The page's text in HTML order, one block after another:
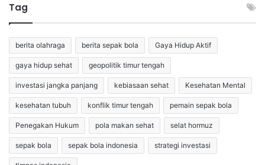
Tag
berita olahraga berita sepak bola Gaya Hidup Aktif
gaya hidup sehat geopolitik timur tengah
investasi jangka panjang kebiasaan sehat Kesehatan Mental
kesehatan tubuh konflik timur tengah pemain sepak bola
Penegakan Hukum pola makan sehat selat hormuz
sepak bola sepak bola indonesia strategi investasi